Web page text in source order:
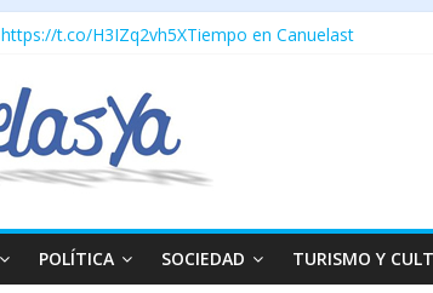
https://t.co/H3IZq2vh5XTiempo en Canuelast
POLÍTICA SOCIEDAD TURISMO Y